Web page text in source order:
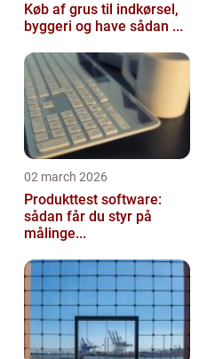
Køb af grus til indkørsel,
byggeri og have sådan ...
02 march 2026
Produkttest software:
sådan får du styr på
målinge...